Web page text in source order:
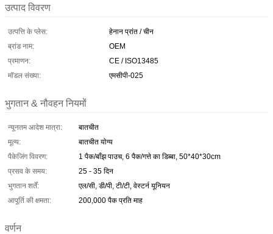
उत्पाद विवरण
उत्पत्ति के प्लेस:
हेनान प्रांत / चीन
ब्रांड नाम:
OEM
प्रमाणन:
CE / ISO13485
मॉडल संख्या:
एमसीपी-025
भुगतान & नौवहन नियमों
न्यूनतम आदेश मात्रा:
बातचीत
मूल्य:
बातचीत योग्य
पैकेजिंग विवरण:
1 पैक/बाँझ पाउच, 6 पैक/गत्ते का डिब्बा, 50*40*30cm
प्रसव के समय:
25 - 35 दिन
भुगतान शर्तें:
एल/सी, डी/पी, टी/टी, वेस्टर्न यूनियन
आपूर्ति की क्षमता:
200,000 पैक प्रति माह
वर्णन